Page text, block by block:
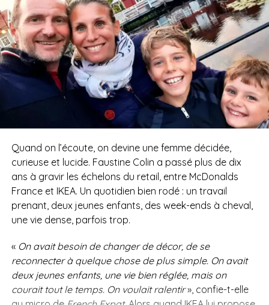
Quand on l’écoute, on devine une femme décidée,
curieuse et lucide. Faustine Colin a passé plus de dix
ans à gravir les échelons du retail, entre McDonalds
France et IKEA. Un quotidien bien rodé : un travail
prenant, deux jeunes enfants, des week-ends à cheval,
une vie dense, parfois trop.
« On avait besoin de changer de décor, de se
reconnecter à quelque chose de plus simple. On avait
deux jeunes enfants, une vie bien réglée, mais on
courait tout le temps. On voulait ralentir», confie-t-elle